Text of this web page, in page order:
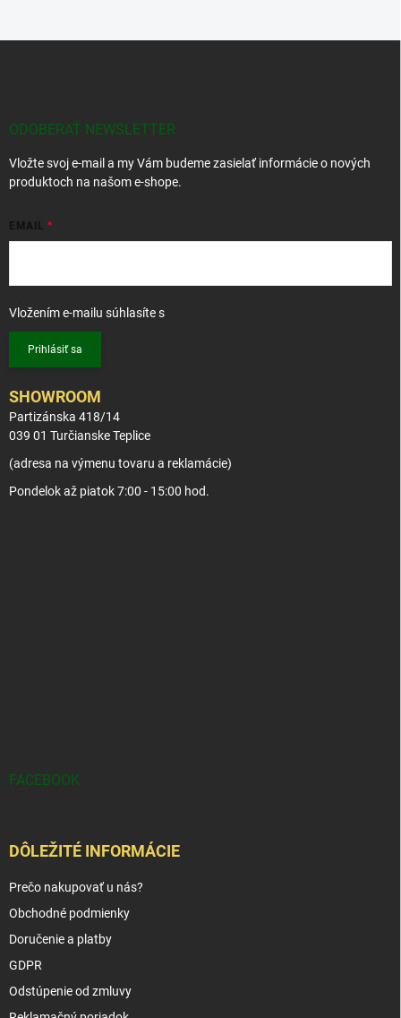
ODOBERAŤ NEWSLETTER
Vložte svoj e-mail a my Vám budeme zasielať informácie o nových
produktoch na našom e-shope.
EMAIL
Vložením e-mailu súhlasíte s
Prihlásiť sa
SHOWROOM
Partizánska 418/14
039 01 Turčianske Teplice
(adresa na výmenu tovaru a reklamácie)
Pondelok až piatok 7:00 - 15:00 hod.
FACEBOOK
DÔLEŽITÉ INFORMÁCIE
Prečo nakupovať u nás?
Obchodné podmienky
Doručenie a platby
GDPR
Odstúpenie od zmluvy